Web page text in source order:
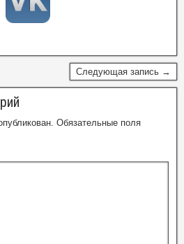
Следующая запись →
Обязательные поля